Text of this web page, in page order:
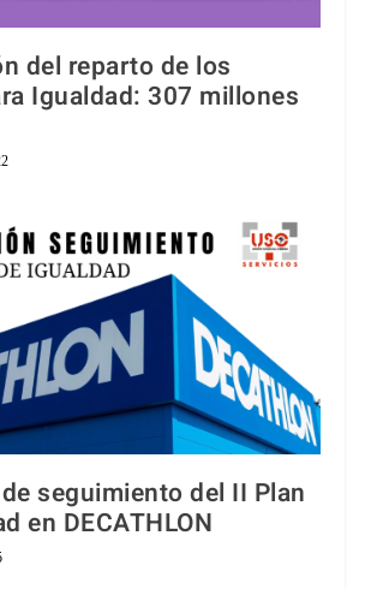
del reparto de los
Igualdad: 307 millones
seguimiento del II Plan
en DECATHLON